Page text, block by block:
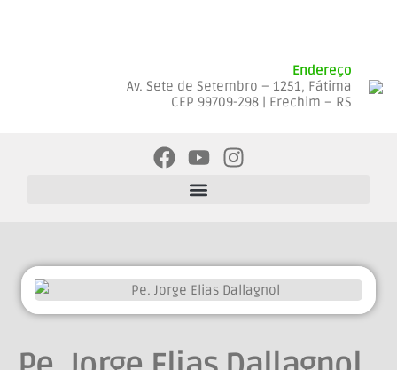
Endereço
Av. Sete de Setembro – 1251, Fátima
CEP 99709-298 | Erechim – RS